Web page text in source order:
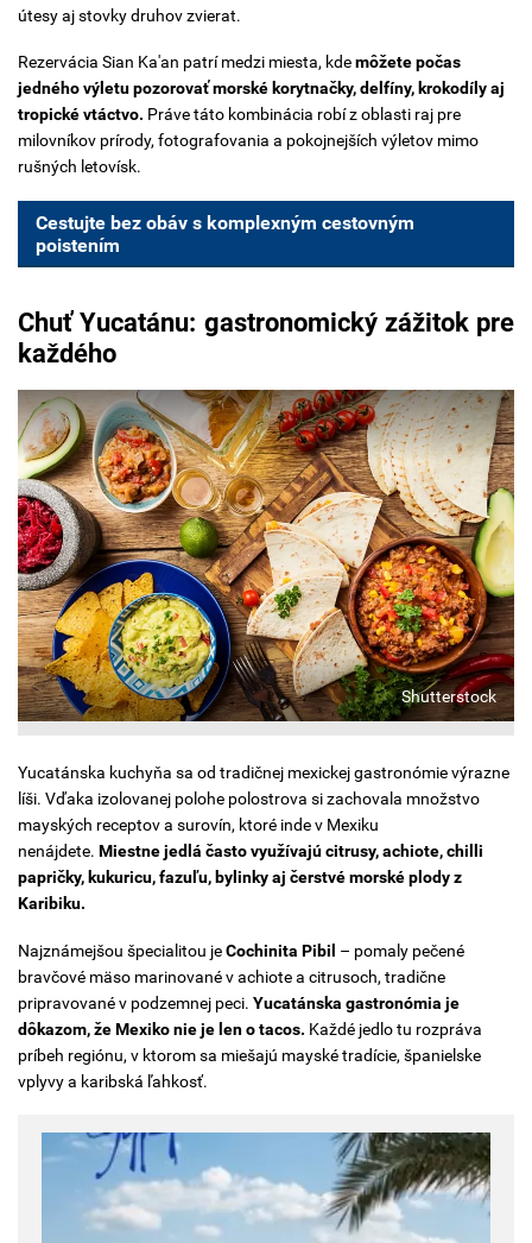
útesy aj stovky druhov zvierat.
Rezervácia Sian Ka'an patrí medzi miesta, kdemôžete počas
jedného výletu pozorovať morské korytnačky, delfíny, krokodíly aj
tropické vtáctvo. Práve táto kombinácia robí z oblasti raj pre
milovníkov prírody, fotografovania a pokojnejších výletov mimo
rušných letovísk.
Cestujte bez obáv s komplexným cestovným
poistením
Chuť Yucatánu: gastronomický zážitok pre
každého
Shutterstock
Yucatánska kuchyňa sa od tradičnej mexickej gastronómie výrazne
líši. Vďaka izolovanej polohe polostrova si zachovala množstvo
mayských receptov a surovín, ktoré inde v Mexiku
nenájdete. Miestne jedlá často využívajú citrusy, achiote, chilli
papričky, kukuricu, fazuľu, bylinky aj čerstvé morské plody z
Karibiku.
Najznámejšou špecialitou jeCochinita Pibil – pomaly pečené
bravčové mäso marinované v achiote a citrusoch, tradične
pripravované v podzemnej peci. Yucatánska gastronómia je
dôkazom, že Mexiko nie je len o tacos. Každé jedlo tu rozpráva
príbeh regiónu, v ktorom sa miešajú mayské tradície, španielske
vplyvy a karibská ľahkosť.